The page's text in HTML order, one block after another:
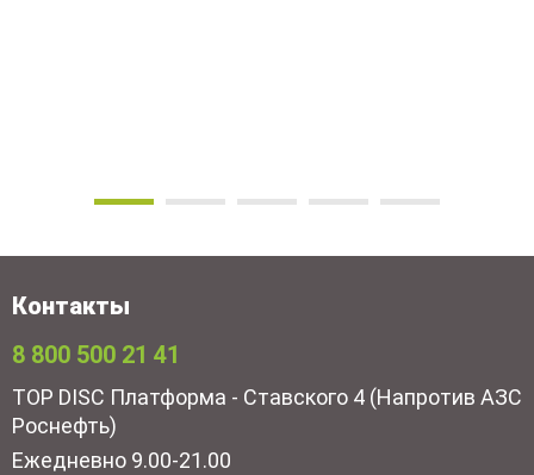
Контакты
8 800 500 21 41
TOP DISC Платформа - Ставского 4 (Напротив АЗС
Роснефть)
Ежедневно 9.00-21.00